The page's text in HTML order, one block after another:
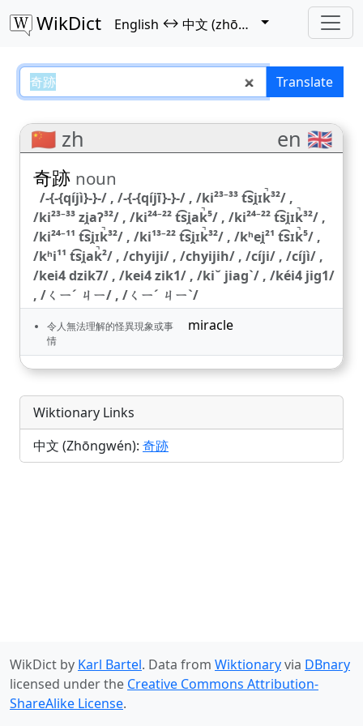
WikDict English ↔ 中文 (zhōngwén)
奇跡 – English–中文 Translate
🇨🇳 zh en 🇬🇧
奇跡 noun
/-{-{qíjì}-}-/ , /-{-{qíjī}-}-/ , /ki²³⁻³³ t͡si̯ɪk̚³²/ ,
/ki²³⁻³³ zi̯aʔ³²/ , /ki²⁴⁻²² t͡si̯ak̚⁵/ , /ki²⁴⁻²² t͡si̯ɪk̚³²/ ,
/ki²⁴⁻¹¹ t͡si̯ɪk̚³²/ , /ki¹³⁻²² t͡si̯ɪk̚³²/ , /kʰei̯²¹ t͡sɪk̚⁵/ ,
/kʰi¹¹ t͡si̯ak̚²/ , /chyiji/ , /chyijih/ , /cíji/ , /cíjì/ ,
/kei4 dzik7/ , /kei4 zik1/ , /kiˇ jiagˋ/ , /kéi4 jig1/
, /ㄑㄧˊ ㄐㄧ/ , /ㄑㄧˊ ㄐㄧˋ/
令人無法理解的怪異現象或事
情
miracle
Wiktionary Links
中文 (Zhōngwén): 奇跡
WikDict by Karl Bartel. Data from Wiktionaryvia DBnary
licensed under the Creative Commons Attribution-
ShareAlike License.